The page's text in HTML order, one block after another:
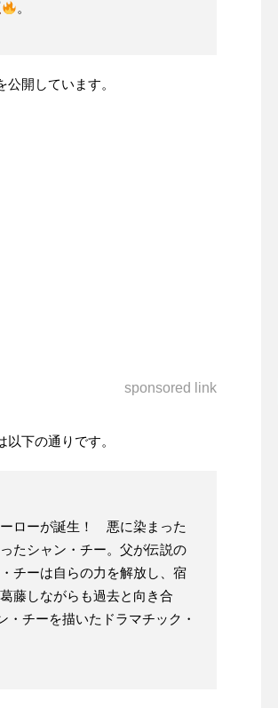
。
開しています。
sponsored link
以下の通りです。
ローが誕生！ 悪に染まった
たシャン・チー。父が伝説の
チーは自らの力を解放し、宿
藤しながらも過去と向き合
・チーを描いたドラマチック・